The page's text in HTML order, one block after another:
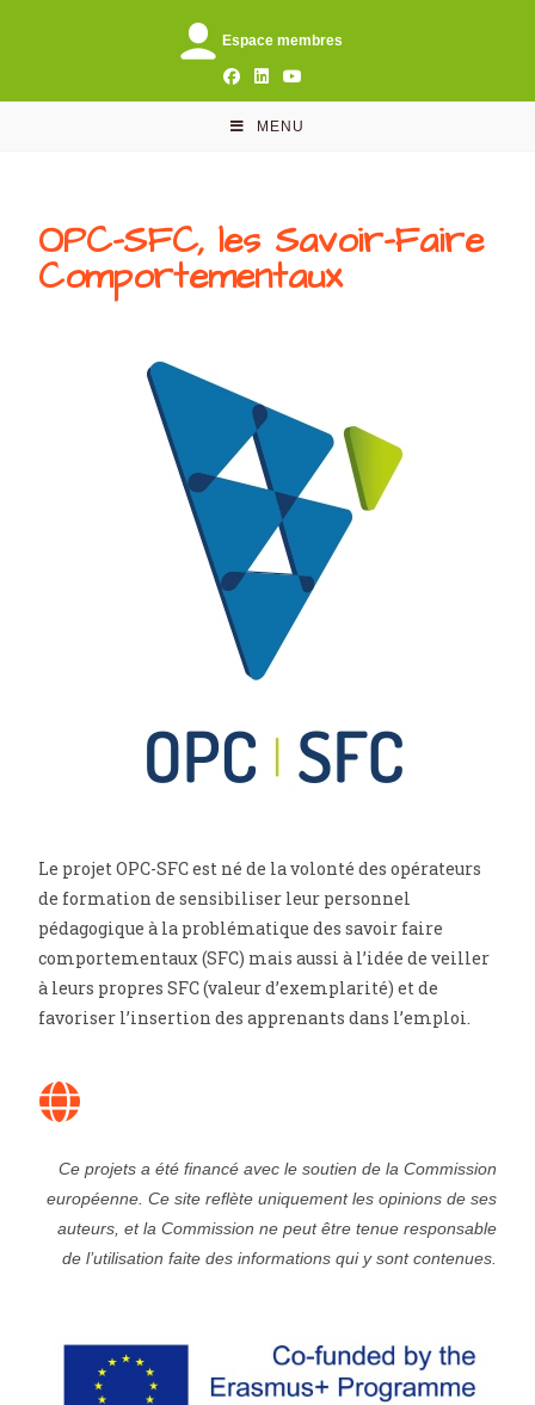
Espace membres
MENU
OPC-SFC, les Savoir-Faire
Comportementaux
Le projet OPC-SFC est né de la volonté des opérateurs
de formation de sensibiliser leur personnel
pédagogique à la problématique des savoir faire
comportementaux (SFC) mais aussi à l’idée de veiller
à leurs propres SFC (valeur d’exemplarité) et de
favoriser l’insertion des apprenants dans l’emploi.
Ce projets a été financé avec le soutien de la Commission
européenne. Ce site reflète uniquement les opinions de ses
auteurs, et la Commission ne peut être tenue responsable
de l’utilisation faite des informations qui y sont contenues.